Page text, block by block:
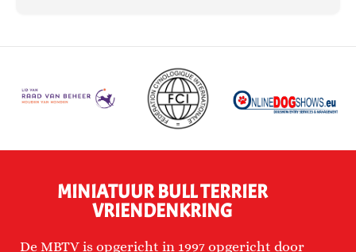
MINIATUUR BULL TERRIER
VRIENDENKRING
De MBTV is opgericht in 1997 opgericht door